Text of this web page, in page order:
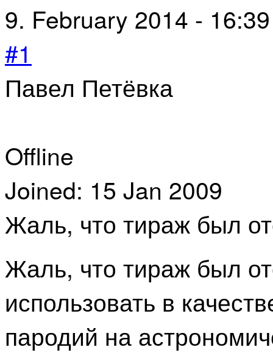
9. February 2014 - 16:39
#1
Павел Петёвка
Offline
Joined: 15 Jan 2009
Жаль, что тираж был
Жаль, что тираж был
использовать в
пародий на